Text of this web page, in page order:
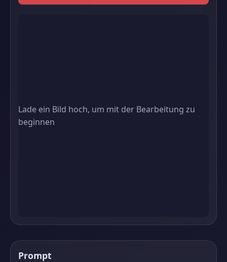
Lade ein Bild hoch, um mit der Bearbeitung zu
beginnen
Prompt